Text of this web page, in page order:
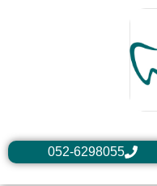
052-6298055